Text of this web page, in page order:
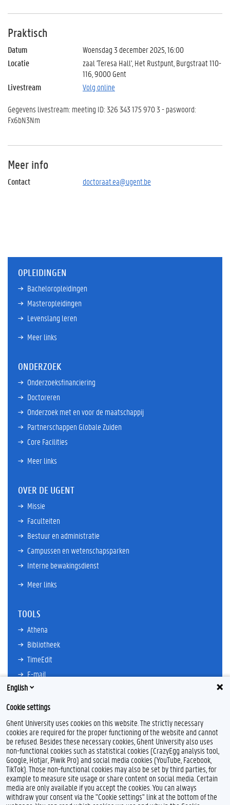
Praktisch
Datum
Woensdag 3 december 2025, 16:00
Locatie
zaal 'Teresa Hall', Het Rustpunt, Burgstraat 110-
116, 9000 Gent
Livestream
Volg online
Gegevens livestream: meeting ID: 326 343 175 970 3 - paswoord:
Fx6bN3Nm
Meer info
Contact doctoraat.ea@ugent.be
OPLEIDINGEN
Bacheloropleidingen
Masteropleidingen
Levenslang leren
Meer links
ONDERZOEK
Onderzoeksfinanciering
Doctoreren
Onderzoek met en voor de maatschappij
Partnerschappen Globale Zuiden
Core Facilities
Meer links
OVER DE UGENT
Missie
Faculteiten
Bestuur en administratie
Campussen en wetenschapsparken
Interne bewakingsdienst
Meer links
TOOLS
Athena
Bibliotheek
TimeEdit
E-mail
Ufora
Oasis
Research Explorer
F
a
c
e
b
o
L
i
n
k
e
d
Y
o
u
T
u
b
I
n
s
t
a
g
Feedback
Privacy
English
Cookie settings
Ghent University uses cookies on this website. The strictly necessary
cookies are required for the proper functioning of the website and cannot
be refused. Besides these necessary cookies, Ghent University also uses
non-functional cookies such as statistical cookies (CrazyEgg analysis tool,
Google, Hotjar, Piwik Pro) and social media cookies (YouTube, Facebook,
TikTok). Those non-functional cookies may also be set by third parties, for
example to measure site usage or share content on social media. Certain
media are only available if you accept the cookies. You can always
withdraw your consent via the "Cookie settings" link at the bottom of the